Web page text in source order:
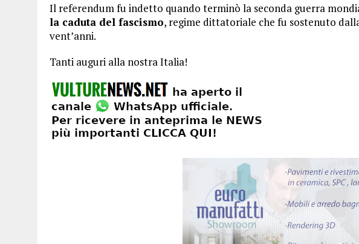
Il referendum fu indetto quando terminò la seconda guerra
la caduta del fascismo, regime dittatoriale che fu sostenuto
vent’anni.
Tanti auguri alla nostra Italia!